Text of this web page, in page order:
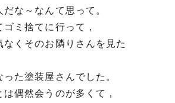
な～なんて思って。
ミ捨てに行って，
くそのお隣りさんを見た
た塗装屋さんでした。
偶然会うのが多くて，